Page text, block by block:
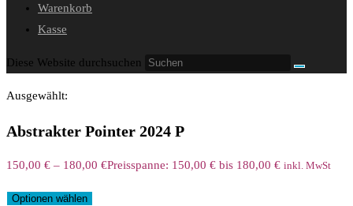
Warenkorb
Kasse
Diese Website durchsuchen
Ausgewählt:
Abstrakter Pointer 2024 P
150,00 € – 180,00 €Preisspanne: 150,00 € bis 180,00 € inkl. MwSt
Optionen wählen